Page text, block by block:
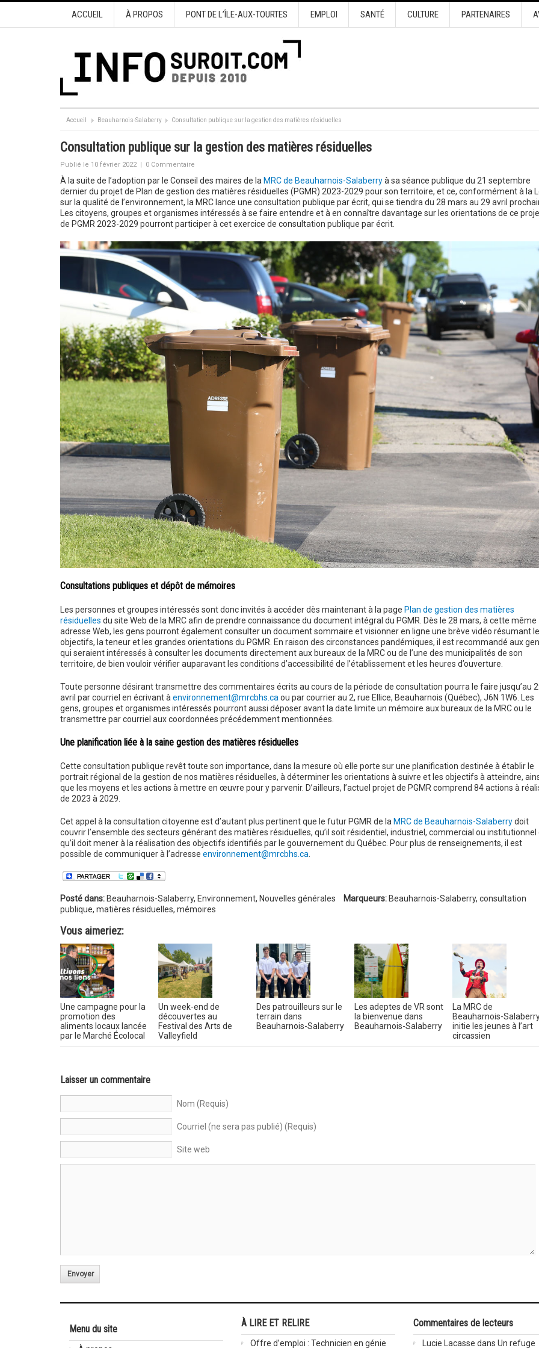
ACCUEIL À PROPOS PONT DE L’ÎLE-AUX-TOURTES EMPLOI SANTÉ CULTURE PARTENAIRES
Accueil Beauharnois-Salaberry Consultation publique sur la gestion des matières résiduelles
Consultation publique sur la gestion des matières résiduelles
Publié le 10 février 2022 | 0 Commentaire
À la suite de l’adoption par le Conseil des maires de la MRC de Beauharnois-Salaberryà sa séance publique du 21 septembre
dernier du projet de Plan de gestion des matières résiduelles (PGMR) 2023-2029 pour son territoire, et ce, conformément à la
sur la qualité de l’environnement, la MRC lance une consultation publique par écrit, qui se tiendra du 28 mars au 29 avril
Les citoyens, groupes et organismes intéressés à se faire entendre et à en connaître davantage sur les orientations de ce
de PGMR 2023-2029 pourront participer à cet exercice de consultation publique par écrit.
Consultations publiques et dépôt de mémoires
Les personnes et groupes intéressés sont donc invités à accéder dès maintenant à la page Plan de gestion des matières
résiduelles du site Web de la MRC afin de prendre connaissance du document intégral du PGMR. Dès le 28 mars, à cette même
adresse Web, les gens pourront également consulter un document sommaire et visionner en ligne une brève vidéo résumant
objectifs, la teneur et les grandes orientations du PGMR. En raison des circonstances pandémiques, il est recommandé aux
qui seraient intéressés à consulter les documents directement aux bureaux de la MRC ou de l’une des municipalités de son
territoire, de bien vouloir vérifier auparavant les conditions d’accessibilité de l’établissement et les heures d’ouverture.
Toute personne désirant transmettre des commentaires écrits au cours de la période de consultation pourra le faire jusqu’au
avril par courriel en écrivant àenvironnement@mrcbhs.caou par courrier au 2, rue Ellice, Beauharnois (Québec), J6N 1W6. Les
gens, groupes et organismes intéressés pourront aussi déposer avant la date limite un mémoire aux bureaux de la MRC ou le
transmettre par courriel aux coordonnées précédemment mentionnées.
Une planification liée à la saine gestion des matières résiduelles
Cette consultation publique revêt toute son importance, dans la mesure où elle porte sur une planification destinée à établir le
portrait régional de la gestion de nos matières résiduelles, à déterminer les orientations à suivre et les objectifs à atteindre,
que les moyens et les actions à mettre en œuvre pour y parvenir. D’ailleurs, l’actuel projet de PGMR comprend 84 actions à
de 2023 à 2029.
Cet appel à la consultation citoyenne est d’autant plus pertinent que le futur PGMR de la MRC de Beauharnois-Salaberrydoit
couvrir l’ensemble des secteurs générant des matières résiduelles, qu’il soit résidentiel, industriel, commercial ou institutionnel
qu’il doit mener à la réalisation des objectifs identifiés par le gouvernement du Québec. Pour plus de renseignements, il est
possible de communiquer à l’adresse environnement@mrcbhs.ca.
Posté dans: Beauharnois-Salaberry, Environnement, Nouvelles générales Marqueurs: Beauharnois-Salaberry, consultation
publique, matières résiduelles, mémoires
Vous aimeriez:
Une campagne pour la
promotion des
aliments locaux lancée
par le Marché Écolocal
Un week-end de
découvertes au
Festival des Arts de
Valleyfield
Des patrouilleurs sur le
terrain dans
Beauharnois-Salaberry
Les adeptes de VR sont
la bienvenue dans
Beauharnois-Salaberry
La MRC de
Beauharnois-
initie les jeunes à l’art
circassien
Laisser un commentaire
Nom (Requis)
Courriel (ne sera pas publié) (Requis)
Site web
Envoyer
Menu du site
À LIRE ET RELIRE
Offre d’emploi : Technicien en génie
Commentaires de lecteurs
Lucie Lacasse dans Un refuge